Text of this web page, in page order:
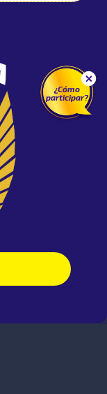
¿Cómo
participar?